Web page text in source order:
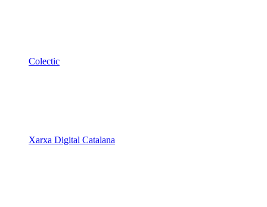
Colectic
Xarxa Digital Catalana